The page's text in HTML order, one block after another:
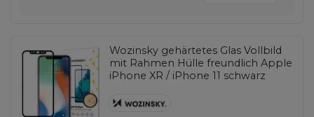
Wozinsky gehärtetes Glas Vollbild
mit Rahmen Hülle freundlich Apple
iPhone XR / iPhone 11 schwarz